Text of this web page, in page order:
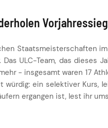
Staatsmeisterschaften
ULC-Team, das dieses
- insgesamt waren 17
ein selektiver Kurs,
ergangen ist, lest ihr